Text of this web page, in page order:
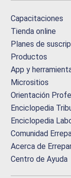
Capacitaciones
Tienda online
Planes de
Productos
App y
Micrositios
Orientación
Enciclopedia
Enciclopedia
Comunidad
Acerca de
Centro de Ayuda